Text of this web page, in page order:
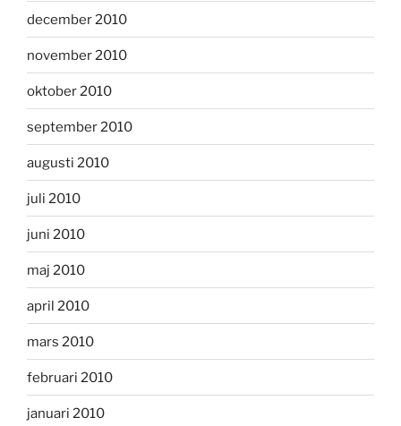
december 2010
november 2010
oktober 2010
september 2010
augusti 2010
juli 2010
juni 2010
maj 2010
april 2010
mars 2010
februari 2010
januari 2010